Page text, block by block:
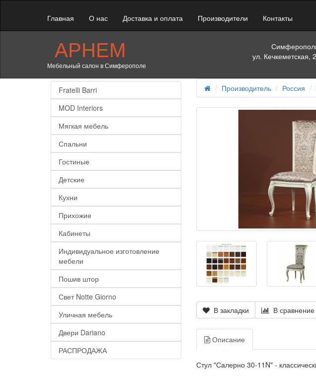
Главная О нас Доставка и оплата Производители Контакты
АРНЕМ
Мебельный салон в Симферополе
ул. Кечкеметская,
Fratelli Barri
MOD Interiors
Мягкая мебель
Спальни
Гостиные
Детские
Кухни
Прихожие
Кабинеты
Индивидуальное изготовление
мебели
Пошив штор
Свет Notte Giorno
Уличная мебель
Двери Dariano
РАСПРОДАЖА
Производитель Россия
В закладки В сравнение
Описание
Стул "Салерно 30-11N" -